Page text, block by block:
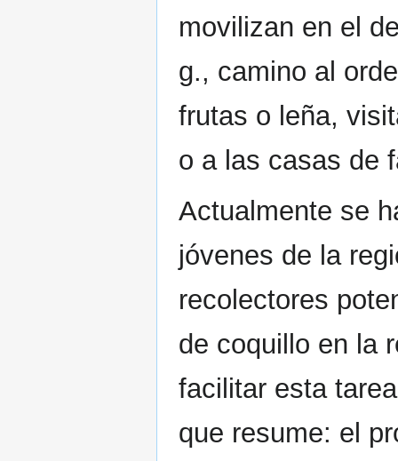
movilizan en el
g., camino al
frutas o leña,
o a las casas de
Actualmente se
jóvenes de la
recolectores
de coquillo en la
facilitar esta
que resume: el